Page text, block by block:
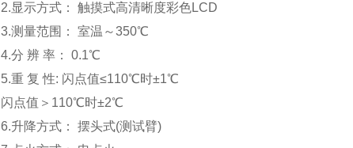
2.显示方式： 触摸式高清晰度彩色LCD
3.测量范围： 室温～350℃
4.分 辨 率： 0.1℃
5.重 复 性: 闪点值≤110℃时±1℃
闪点值＞110℃时±2℃
6.升降方式： 摆头式(测试臂)